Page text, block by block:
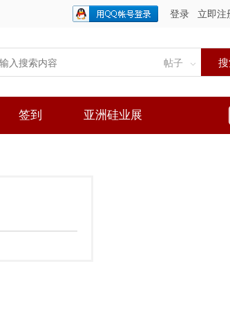
登录
立即注
帖子
签到 亚洲硅业展